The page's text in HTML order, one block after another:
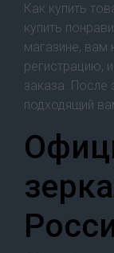
Как купить
купить
магазине, вам
регистрацию,
заказа.
подходящий